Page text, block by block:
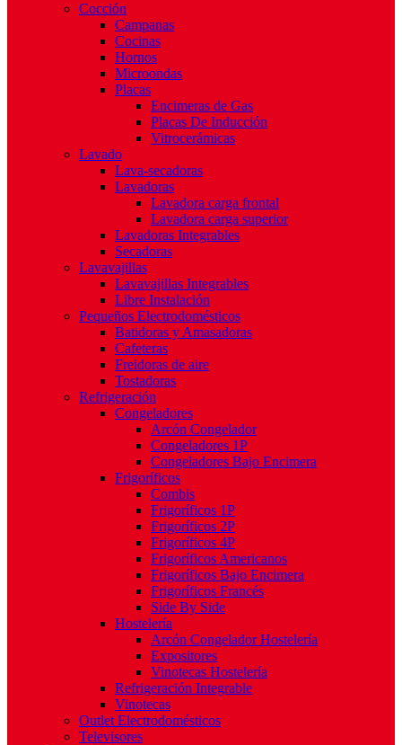
Cocción
Campanas
Cocinas
Hornos
Microondas
Placas
Encimeras de Gas
Placas De Inducción
Vitrocerámicas
Lavado
Lava-secadoras
Lavadoras
Lavadora carga frontal
Lavadora carga superior
Lavadoras Integrables
Secadoras
Lavavajillas
Lavavajillas Integrables
Libre Instalación
Pequeños Electrodomésticos
Batidoras y Amasadoras
Cafeteras
Freidoras de aire
Tostadoras
Refrigeración
Congeladores
Arcón Congelador
Congeladores 1P
Congeladores Bajo Encimera
Frigoríficos
Combis
Frigoríficos 1P
Frigoríficos 2P
Frigoríficos 4P
Frigoríficos Americanos
Frigoríficos Bajo Encimera
Frigoríficos Francés
Side By Side
Hostelería
Arcón Congelador Hostelería
Expositores
Vinotecas Hostelería
Refrigeración Integrable
Vinotecas
Outlet Electrodomésticos
Televisores